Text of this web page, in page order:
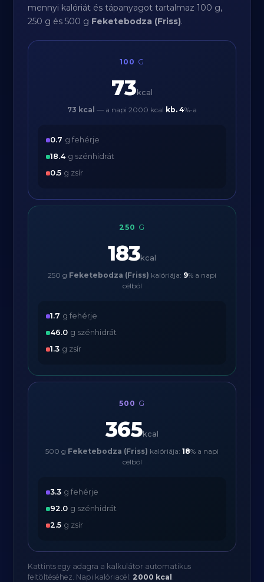
mennyi kalóriát és tápanyagot tartalmaz 100 g,
250 g és 500 g Feketebodza (Friss).
100 G
73 kcal
73 kcal — a napi 2000 kcal kb. 4%-a
0.7 g fehérje
18.4 g szénhidrát
0.5 g zsír
250 G
183kcal
250 g Feketebodza (Friss) kalóriája: 9% a napi
célból
1.7 g fehérje
46.0 g szénhidrát
1.3 g zsír
500 G
365kcal
500 g Feketebodza (Friss) kalóriája: 18% a napi
célból
3.3 g fehérje
92.0 g szénhidrát
2.5 g zsír
Kattints egy adagra a kalkulátor automatikus
feltöltéséhez. Napi kalóriacél: 2000 kcal .